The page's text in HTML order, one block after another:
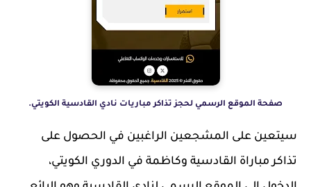
صفحة الموقع الرسمي لحجز تذاكر مباريات نادي القادسية الكويتي.
سيتعين على المشجعين الراغبين في الحصول على
تذاكر مباراة القادسية وكاظمة في الدوري الكويتي،